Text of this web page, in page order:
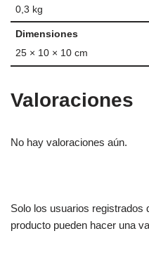
0,3 kg
Dimensiones
25 × 10 × 10 cm
Valoraciones
No hay valoraciones aún.
Solo los usuarios registrados
producto pueden hacer una